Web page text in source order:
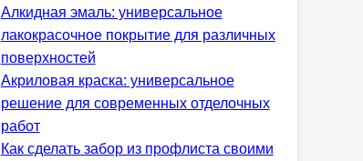
Алкидная эмаль: универсальное
лакокрасочное покрытие для различных
поверхностей
Акриловая краска: универсальное
решение для современных отделочных
работ
Как сделать забор из профлиста своими